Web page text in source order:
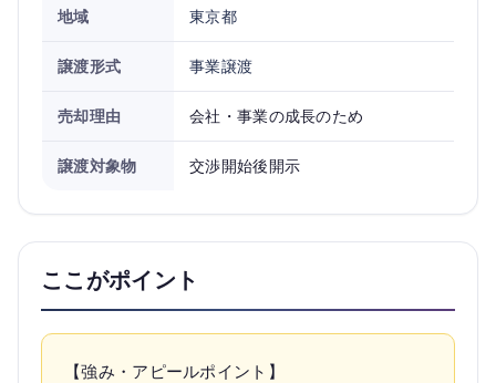
地域 東京都
譲渡形式 事業譲渡
売却理由 会社・事業の成長のため
譲渡対象物 交渉開始後開示
ここがポイント
【強み・アピールポイント】